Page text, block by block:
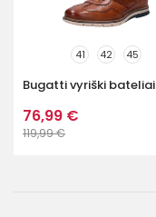
41 42 45
Bugatti vyriški bateliai
76,99 €
119,99 €